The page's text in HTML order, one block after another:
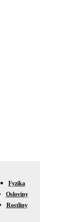
Fyzika
Osloviny
Rostliny